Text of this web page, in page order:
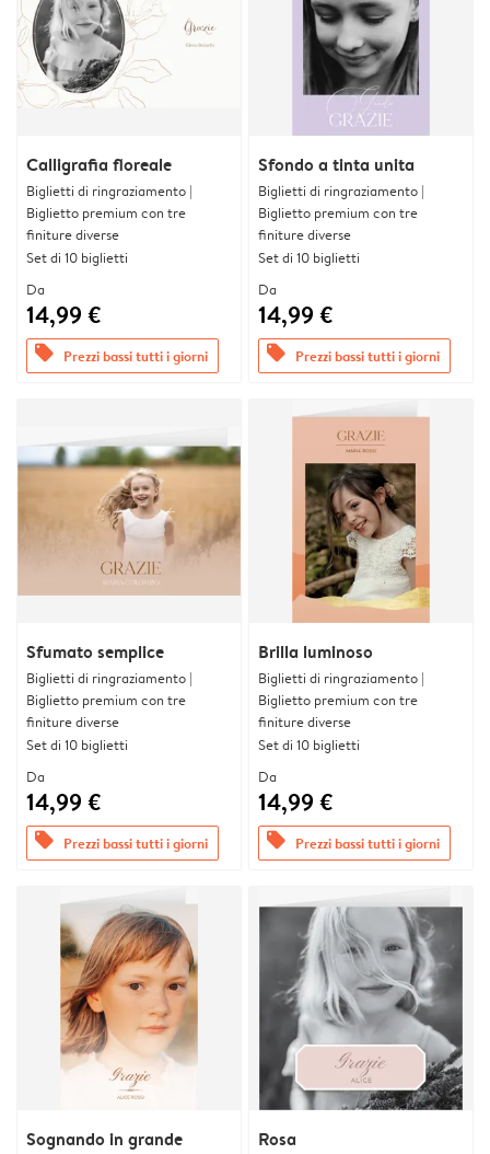
Calligrafia floreale
Biglietti di ringraziamento |
Biglietto premium con tre
finiture diverse
Set di 10 biglietti
Da
14,99 €
offers Prezzi bassi tutti i giorni
Sfondo a tinta unita
Biglietti di ringraziamento |
Biglietto premium con tre
finiture diverse
Set di 10 biglietti
Da
14,99 €
offers Prezzi bassi tutti i giorni
Sfumato semplice
Biglietti di ringraziamento |
Biglietto premium con tre
finiture diverse
Set di 10 biglietti
Da
14,99 €
offers Prezzi bassi tutti i giorni
Brilla luminoso
Biglietti di ringraziamento |
Biglietto premium con tre
finiture diverse
Set di 10 biglietti
Da
14,99 €
offers Prezzi bassi tutti i giorni
Sognando in grande Rosa